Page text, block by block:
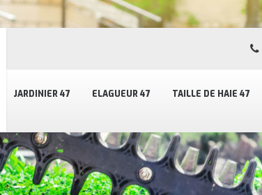
JARDINIER 47 ELAGUEUR 47 TAILLE DE HAIE 47